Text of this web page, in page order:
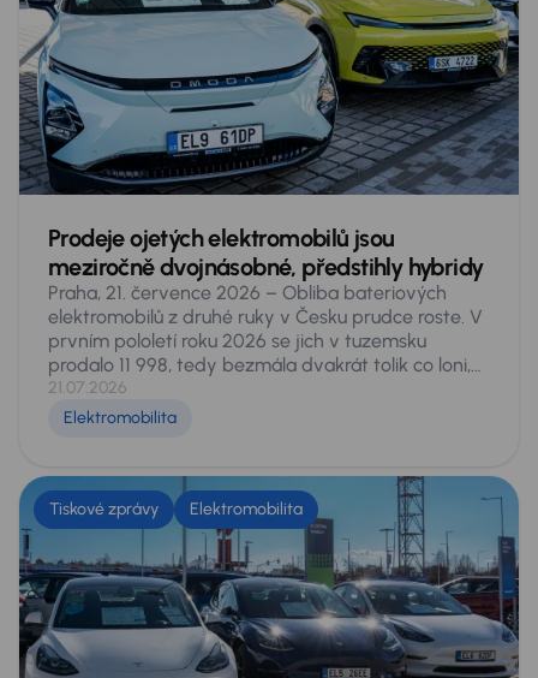
procent. Nejprodávanějším přesto zůstává Škoda
Octavia.
Prodeje ojetých elektromobilů jsou
meziročně dvojnásobné, předstihly hybridy
Praha, 21. července 2026 – Obliba bateriových
elektromobilů z druhé ruky v Česku prudce roste. V
prvním pololetí roku 2026 se jich v tuzemsku
prodalo 11 998, tedy bezmála dvakrát tolik co loni,
kdy za stejné období našlo nového majitele 6 051
vozů. Podíl elektromobilů na celém sekundárním
hybridů dohromady. Vyplývá to z analýzy dat
pokrývajících celý český sekundární trh, provedené
experty AURES Holdings, provozovatele sítí
autocenter AAA AUTO a Mototechna. Také v nich
zaznamenali letos na domácím trhu více než
dvojnásobné prodeje.
21.07.2026
Elektromobilita
Tiskové zprávy Elektromobilita